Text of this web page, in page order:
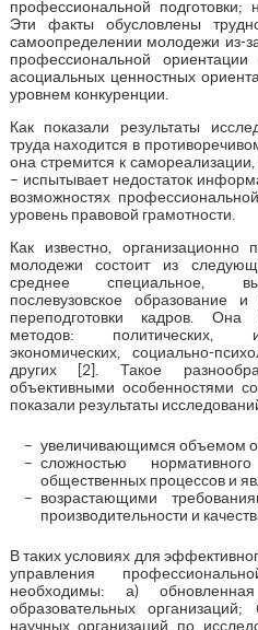
профессиональной подготовки;
Эти факты обусловлены
самоопределении молодежи из-
профессиональной
асоциальных ценностных
уровнем конкуренции.
Как показали результаты
труда находится в
она стремится к
– испытывает недостаток
возможностях
уровень правовой грамотности.
Как известно, организационно
молодежи состоит из
среднее специальное,
послевузовское образование
переподготовки кадров. Она
методов: политических,
экономических, социально-
других [2]. Такое
объективными особенностями
показали результаты
увеличивающимся объемом
сложностью
общественных процессов и
возрастающими
производительности и
В таких условиях для
управления
необходимы: а)
образовательных организаций;
научных организаций по